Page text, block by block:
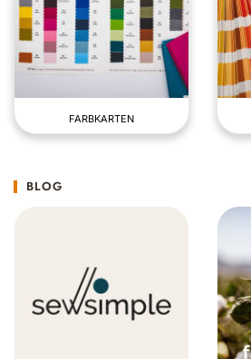
FARBKARTEN
BLOG